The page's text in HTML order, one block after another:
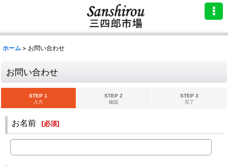
ホーム > お問い合わせ
お問い合わせ
STEP 1
入力
STEP 2
確認
STEP 3
完了
お名前 [必須]